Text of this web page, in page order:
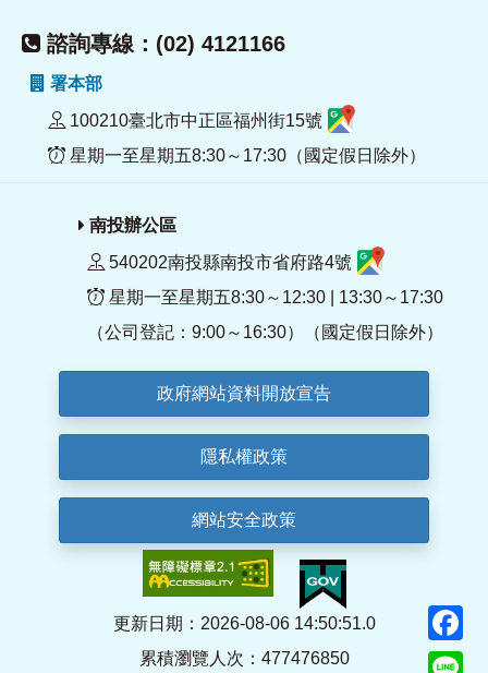
諮詢專線：(02) 4121166
署本部
100210臺北市中正區福州街15號
星期一至星期五8:30～17:30（國定假日除外）
南投辦公區
540202南投縣南投市省府路4號
星期一至星期五8:30～12:30 | 13:30～17:30
（公司登記：9:00～16:30）（國定假日除外）
政府網站資料開放宣告
隱私權政策
網站安全政策
更新日期：2026-08-06 14:50:51.0
累積瀏覽人次：477476850